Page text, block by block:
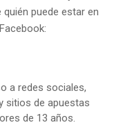
puede estar en
a redes sociales,
sitios de apuestas
de 13 años.